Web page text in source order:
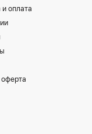
оплата